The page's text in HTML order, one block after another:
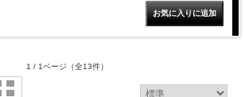
1 / 1ページ （全13件）